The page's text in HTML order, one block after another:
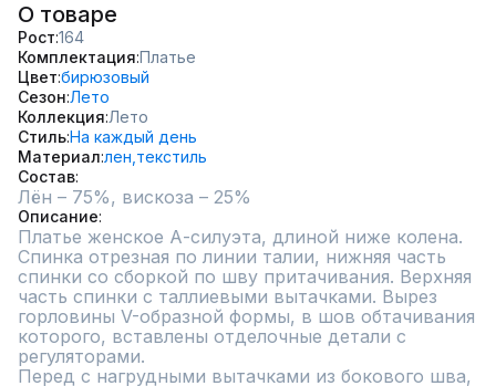
О товаре
Рост 164
Комплектация Платье
Цвет бирюзовый
Сезон Лето
Коллекция Лето
СтильНа каждый день
Материал лен, текстиль
Состав
Лён – 75%, вискоза – 25%
Описание
Платье женское А-силуэта, длиной ниже колена.
Спинка отрезная по линии талии, нижняя часть
спинки со сборкой по шву притачивания. Верхняя
часть спинки с таллиевыми вытачками. Вырез
горловины V-образной формы, в шов обтачивания
которого, вставлены отделочные детали с
регуляторами.
Перед с нагрудными вытачками из бокового шва,